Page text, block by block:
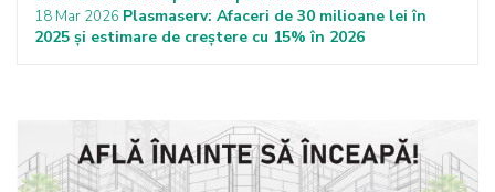
18 Mar 2026 Plasmaserv: Afaceri de 30 milioane lei în
2025 și estimare de creștere cu 15% în 2026